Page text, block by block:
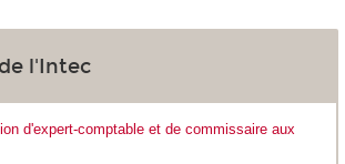
l'Intec
d'expert-comptable et de commissaire aux